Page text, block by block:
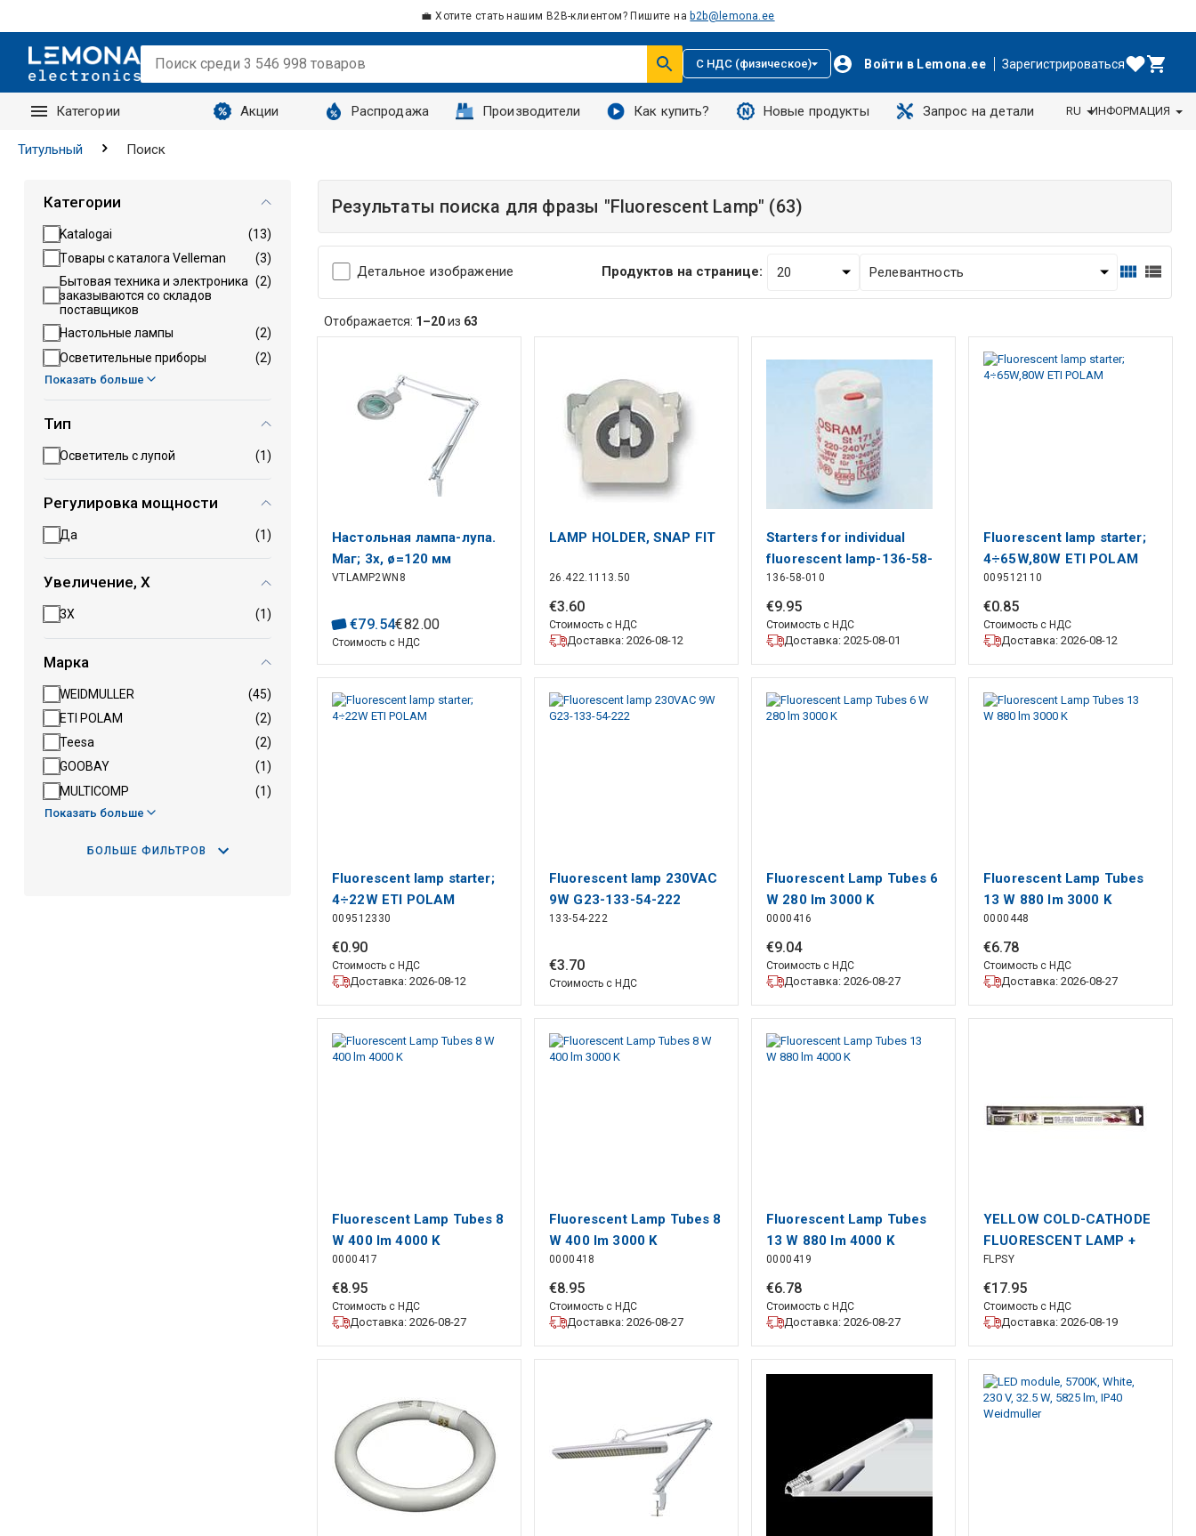
💼 Хотите стать нашим B2B-клиентом? Пишите на b2b@lemona.ee
С НДС (физическое) Войти в Lemona.ee Зарегистрироваться
Категории Акции Распродажа Производители Как купить? Новые продукты Запрос на детали
Запросы
RU ИНФОРМАЦИЯ
Титульный Поиск
Результаты поиска для фразы "Fluorescent Lamp" (63)
Детальное изображение Продуктов на странице:
Отображается: 1–20из 63
Настольная лампа-лупа.
Маг; 3x, ø=120 мм
VTLAMP2WN8
€79.54€82.00
Стоимость с НДС
LAMP HOLDER, SNAP FIT
26.422.1113.50
€3.60
Стоимость с НДС
Доставка: 2026-08-12
Starters for individual
fluorescent lamp-136-58-
010
136-58-010
€9.95
Стоимость с НДС
Доставка: 2025-08-01
Fluorescent lamp starter;
4÷65W,80W ETI POLAM
009512110
€0.85
Стоимость с НДС
Доставка: 2026-08-12
Fluorescent lamp starter;
4÷22W ETI POLAM
009512330
€0.90
Стоимость с НДС
Доставка: 2026-08-12
Fluorescent lamp 230VAC
9W G23-133-54-222
133-54-222
€3.70
Стоимость с НДС
Fluorescent Lamp Tubes 6
W 280 lm 3000 K
0000416
€9.04
Стоимость с НДС
Доставка: 2026-08-27
Fluorescent Lamp Tubes
13 W 880 lm 3000 K
0000448
€6.78
Стоимость с НДС
Доставка: 2026-08-27
Fluorescent Lamp Tubes 8
W 400 lm 4000 K
0000417
€8.95
Стоимость с НДС
Доставка: 2026-08-27
Fluorescent Lamp Tubes 8
W 400 lm 3000 K
0000418
€8.95
Стоимость с НДС
Доставка: 2026-08-27
Fluorescent Lamp Tubes
13 W 880 lm 4000 K
0000419
€6.78
Стоимость с НДС
Доставка: 2026-08-27
YELLOW COLD-CATHODE
FLUORESCENT LAMP +
POWER SUPPLY, 30cm
(BLISTER)
FLPSY
€17.95
Стоимость с НДС
Доставка: 2026-08-19
Категории
Katalogai
(13)
Tовары с каталога Velleman
(3)
Бытовая техника и электроника
заказываются со складов
поставщиков
(2)
Настольные лампы
(2)
Осветительные приборы
(2)
Показать больше
Тип
Осветитель с лупой (1)
Регулировка мощности
Да (1)
Увеличение, X
3X (1)
Марка
WEIDMULLER
(45)
ETI POLAM
(2)
Teesa
(2)
GOOBAY
(1)
MULTICOMP
(1)
Показать больше
БОЛЬШЕ ФИЛЬТРОВ